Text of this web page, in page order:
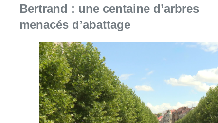
Bertrand : une centaine d’arbres
menacés d’abattage